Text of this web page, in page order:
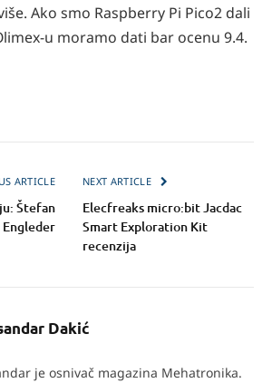
Ako smo Raspberry Pi Pico2 dali
u moramo dati bar ocenu 9.4.
ARTICLE
Štefan
Engleder
NEXT ARTICLE
Elecfreaks micro:bit Jacdac
Smart Exploration Kit
recenzija
Dakić
je osnivač magazina Mehatronika.